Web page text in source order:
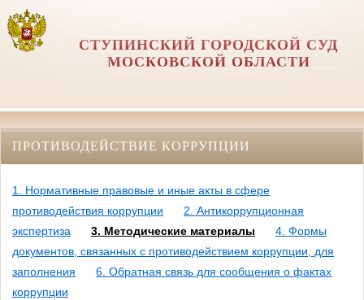
СТУПИНСКИЙ ГОРОДСКОЙ СУД
МОСКОВСКОЙ ОБЛАСТИ
ПРОТИВОДЕЙСТВИЕ КОРРУПЦИИ
1. Нормативные правовые и иные акты в сфере
противодействия коррупции
2. Антикоррупционная
экспертиза
3. Методические материалы
4. Формы
документов, связанных с противодействием коррупции, для
заполнения
6. Обратная связь для сообщения о фактах
коррупции